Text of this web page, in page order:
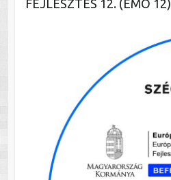
FEJLESZTÉS 12. (ÉMO 12)